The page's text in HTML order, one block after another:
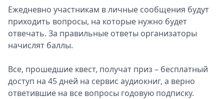
Ежедневно участникам в личные сообщения будут
приходить вопросы, на которые нужно будет
отвечать. За правильные ответы организаторы
начислят баллы.
Все, прошедшие квест, получат приз – бесплатный
доступ на 45 дней на сервис аудиокниг, а верно
ответившие на все вопросы годовую подписку.